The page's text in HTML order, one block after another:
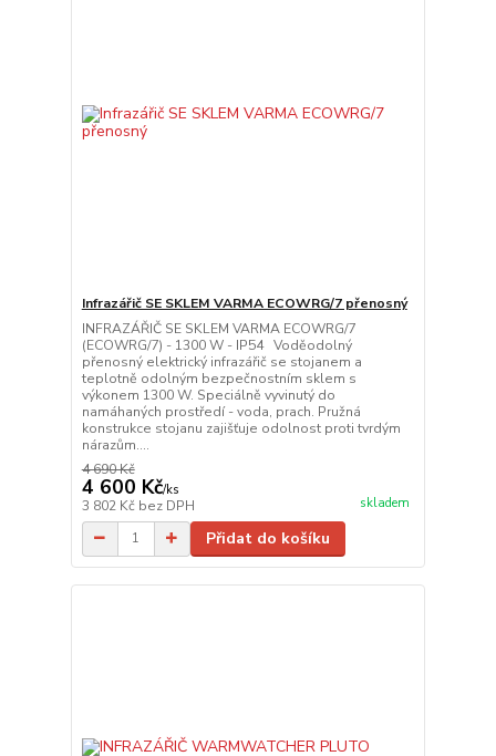
Infrazářič SE SKLEM VARMA ECOWRG/7 přenosný
INFRAZÁŘIČ SE SKLEM VARMA ECOWRG/7
(ECOWRG/7) - 1300 W - IP54 Voděodolný
přenosný elektrický infrazářič se stojanem a
teplotně odolným bezpečnostním sklem s
výkonem 1300 W. Speciálně vyvinutý do
namáhaných prostředí - voda, prach. Pružná
konstrukce stojanu zajišťuje odolnost proti tvrdým
nárazům....
4 690 Kč
4 600 Kč/ks
3 802 Kč bez DPH skladem
Přidat do košíku